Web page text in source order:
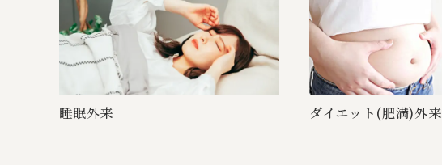
睡 眠 外 来 ダイエット(肥 満 ) 外 来